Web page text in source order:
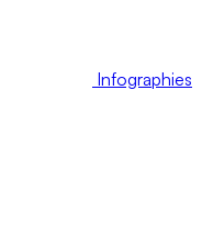
Infographies